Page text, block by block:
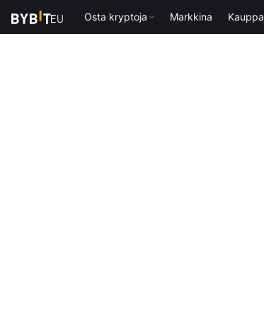
Osta kryptoja Markkina Kauppa